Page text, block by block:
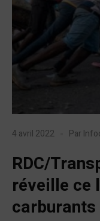
4 avril 2022 Par
RDC/
réveille ce
carburants